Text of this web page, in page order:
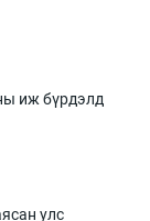
иж бүрдэлд
улс